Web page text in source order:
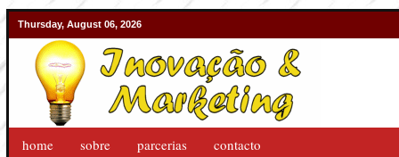
Thursday, August 06, 2026
home sobre parcerias contacto